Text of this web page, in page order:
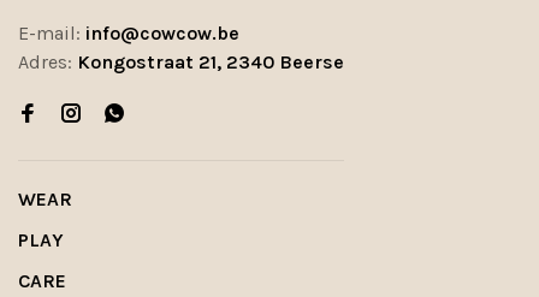
E-mail: info@cowcow.be
Adres: Kongostraat 21, 2340 Beerse
WEAR
PLAY
CARE